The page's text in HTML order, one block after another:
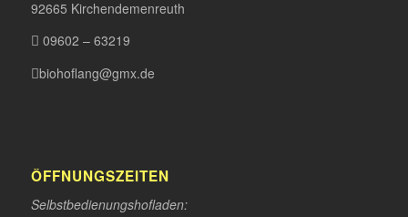
92665 Kirchendemenreuth
09602 – 63219
biohoflang@gmx.de
ÖFFNUNGSZEITEN
Selbstbedienungshofladen: